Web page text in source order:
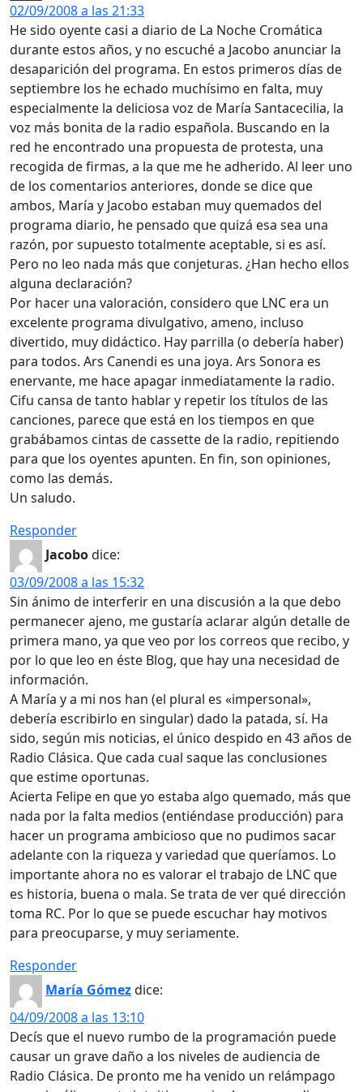
02/09/2008 a las 21:33
He sido oyente casi a diario de La Noche Cromática
durante estos años, y no escuché a Jacobo anunciar la
desaparición del programa. En estos primeros días de
septiembre los he echado muchísimo en falta, muy
especialmente la deliciosa voz de María Santacecilia, la
voz más bonita de la radio española. Buscando en la
red he encontrado una propuesta de protesta, una
recogida de firmas, a la que me he adherido. Al leer uno
de los comentarios anteriores, donde se dice que
ambos, María y Jacobo estaban muy quemados del
programa diario, he pensado que quizá esa sea una
razón, por supuesto totalmente aceptable, si es así.
Pero no leo nada más que conjeturas. ¿Han hecho ellos
alguna declaración?
Por hacer una valoración, considero que LNC era un
excelente programa divulgativo, ameno, incluso
divertido, muy didáctico. Hay parrilla (o debería haber)
para todos. Ars Canendi es una joya. Ars Sonora es
enervante, me hace apagar inmediatamente la radio.
Cifu cansa de tanto hablar y repetir los títulos de las
canciones, parece que está en los tiempos en que
grabábamos cintas de cassette de la radio, repitiendo
para que los oyentes apunten. En fin, son opiniones,
como las demás.
Un saludo.
Responder
Jacobodice:
03/09/2008 a las 15:32
Sin ánimo de interferir en una discusión a la que debo
permanecer ajeno, me gustaría aclarar algún detalle de
primera mano, ya que veo por los correos que recibo, y
por lo que leo en éste Blog, que hay una necesidad de
información.
A María y a mi nos han (el plural es «impersonal»,
debería escribirlo en singular) dado la patada, sí. Ha
sido, según mis noticias, el único despido en 43 años de
Radio Clásica. Que cada cual saque las conclusiones
que estime oportunas.
Acierta Felipe en que yo estaba algo quemado, más que
nada por la falta medios (entiéndase producción) para
hacer un programa ambicioso que no pudimos sacar
adelante con la riqueza y variedad que queríamos. Lo
importante ahora no es valorar el trabajo de LNC que
es historia, buena o mala. Se trata de ver qué dirección
toma RC. Por lo que se puede escuchar hay motivos
para preocuparse, y muy seriamente.
Responder
María Gómezdice:
04/09/2008 a las 13:10
Decís que el nuevo rumbo de la programación puede
causar un grave daño a los niveles de audiencia de
Radio Clásica. De pronto me ha venido un relámpago